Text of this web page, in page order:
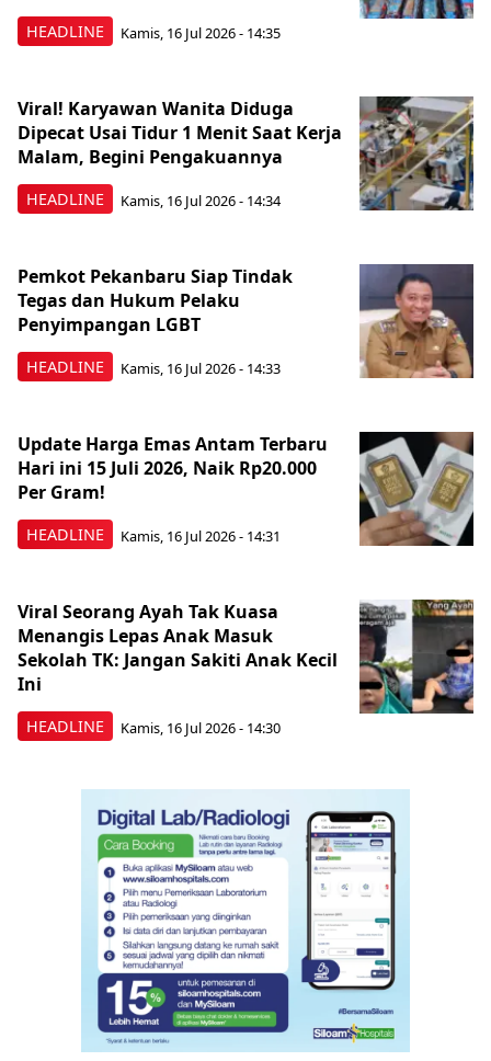
HEADLINE Kamis, 16 Jul 2026 - 14:35
HEADLINE
Viral! Karyawan Wanita Diduga
Dipecat Usai Tidur 1 Menit Saat Kerja
Malam, Begini Pengakuannya
Kamis, 16 Jul 2026 - 14:34
HEADLINE
Pemkot Pekanbaru Siap Tindak
Tegas dan Hukum Pelaku
Penyimpangan LGBT
Kamis, 16 Jul 2026 - 14:33
HEADLINE
Update Harga Emas Antam Terbaru
Hari ini 15 Juli 2026, Naik Rp20.000
Per Gram!
Kamis, 16 Jul 2026 - 14:31
HEADLINE
Viral Seorang Ayah Tak Kuasa
Menangis Lepas Anak Masuk
Sekolah TK: Jangan Sakiti Anak Kecil
Ini
Kamis, 16 Jul 2026 - 14:30